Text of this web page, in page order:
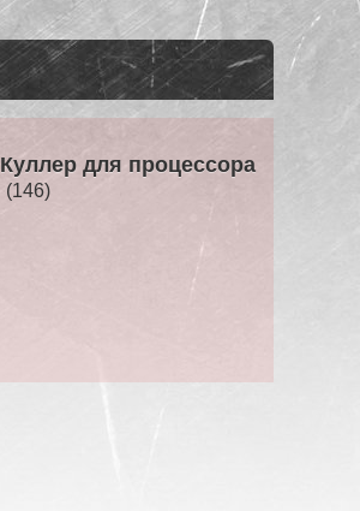
Куллер для процессора
146